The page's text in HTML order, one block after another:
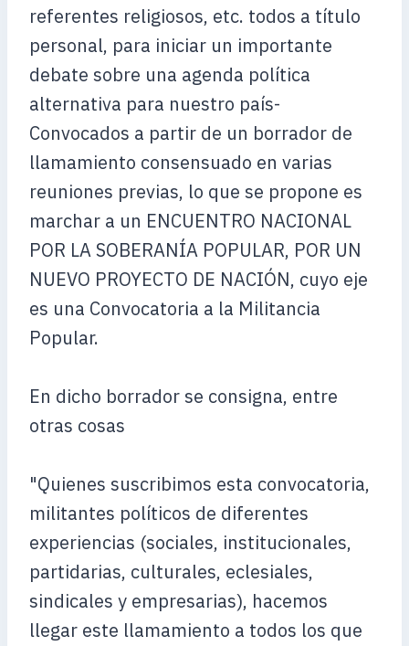
referentes religiosos, etc. todos a título
personal, para iniciar un importante
debate sobre una agenda política
alternativa para nuestro país-
Convocados a partir de un borrador de
llamamiento consensuado en varias
reuniones previas, lo que se propone es
marchar a un ENCUENTRO NACIONAL
POR LA SOBERANÍA POPULAR, POR UN
NUEVO PROYECTO DE NACIÓN, cuyo eje
es una Convocatoria a la Militancia
Popular.
En dicho borrador se consigna, entre
otras cosas
"Quienes suscribimos esta convocatoria,
militantes políticos de diferentes
experiencias (sociales, institucionales,
partidarias, culturales, eclesiales,
sindicales y empresarias), hacemos
llegar este llamamiento a todos los que